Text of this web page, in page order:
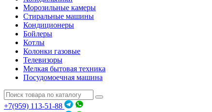
Морозильные камеры
Стиральные машины
Кондиционеры
Бойлеры
Котлы
Колонки газовые
Телевизоры
Мелкая бытовая техника
Посудомоечная машина
+7(959) 113-51-88